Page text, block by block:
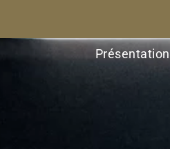
Présentation